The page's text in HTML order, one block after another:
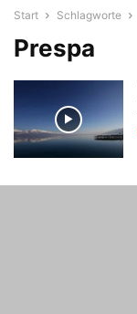
Start Schlagworte
Prespa